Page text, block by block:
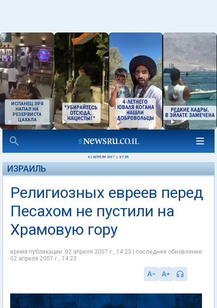
ИСПАНЕЦ ЗРЯ
НАПАЛ НА
РЕЗЕРВИСТА
ЦАХАЛА
02 АПРЕЛЯ 2007 07:55
ИЗРАИЛЬ
Религиозных евреев перед
Песахом не пустили на
Храмовую гору
время публикации: 02 апреля 2007 г., 14:23 | последнее обновление:
02 апреля 2007 г., 14:23